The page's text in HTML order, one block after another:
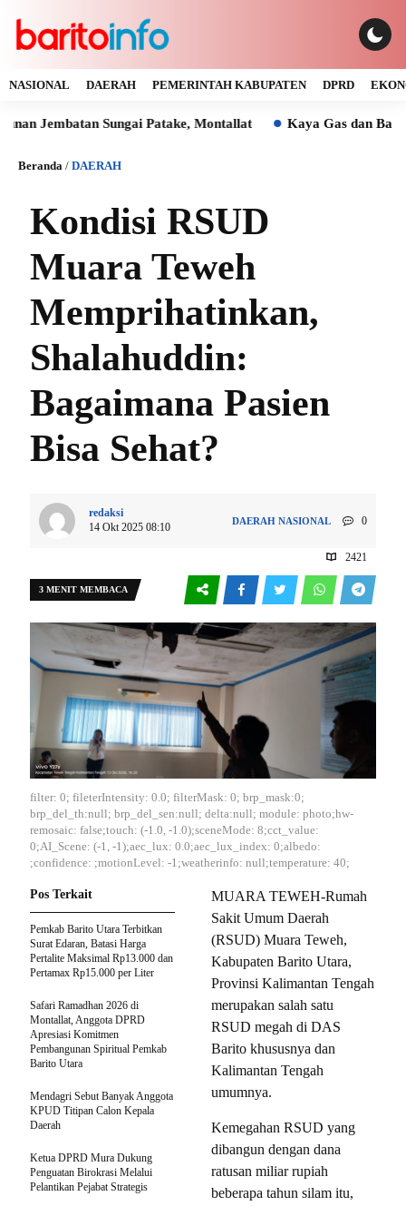
NASIONAL DAERAH PEMERINTAH KABUPATEN DPRD
Sungai Patake, Montallat Kaya Gas dan Batu Bara
Beranda / DAERAH
Kondisi RSUD
Muara Teweh
Memprihatinkan,
Shalahuddin:
Bagaimana Pasien
Bisa Sehat?
redaksi
14 Okt 2025 08:10
DAERAH NASIONAL 0
2421
3 MENIT MEMBACA
filter: 0; fileterIntensity: 0.0; filterMask: 0; brp_mask:0;
brp_del_th:null; brp_del_sen:null; delta:null; module: photo;hw-
remosaic: false;touch: (-1.0, -1.0);sceneMode: 8;cct_value:
0;AI_Scene: (-1, -1);aec_lux: 0.0;aec_lux_index: 0;albedo:
;confidence: ;motionLevel: -1;weatherinfo: null;temperature: 40;
MUARA TEWEH-Rumah
Sakit Umum Daerah
(RSUD) Muara Teweh,
Kabupaten Barito Utara,
Provinsi Kalimantan Tengah
merupakan salah satu
RSUD megah di DAS
Barito khususnya dan
Kalimantan Tengah
umumnya.
Kemegahan RSUD yang
dibangun dengan dana
ratusan miliar rupiah
beberapa tahun silam itu,
Pos Terkait
Pemkab Barito Utara Terbitkan
Surat Edaran, Batasi Harga
Pertalite Maksimal Rp13.000 dan
Pertamax Rp15.000 per Liter
Safari Ramadhan 2026 di
Montallat, Anggota DPRD
Apresiasi Komitmen
Pembangunan Spiritual Pemkab
Barito Utara
Mendagri Sebut Banyak Anggota
KPUD Titipan Calon Kepala
Daerah
Ketua DPRD Mura Dukung
Penguatan Birokrasi Melalui
Pelantikan Pejabat Strategis